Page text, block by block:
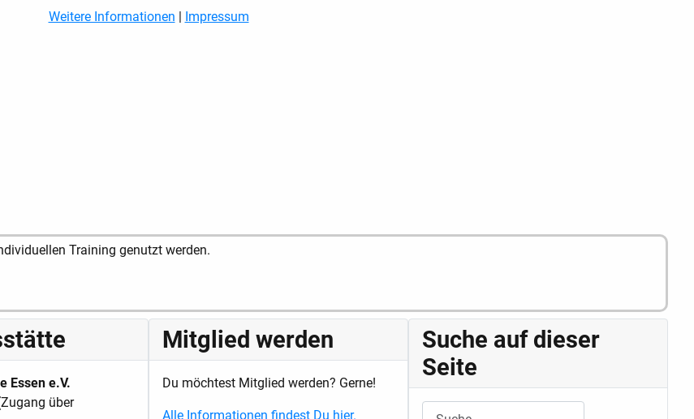
Training genutzt werden.
Essen e.V.
über
Mitglied werden
Du möchtest Mitglied werden? Gerne!
Alle Informationen findest Du hier.
Suche auf dieser
Seite
Weitere Informationen | Impressum